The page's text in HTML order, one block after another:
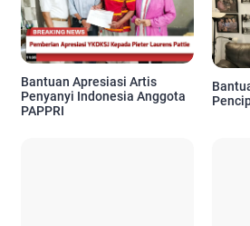
Bantuan Apresiasi Artis
Penyanyi Indonesia Anggota
PAPPRI